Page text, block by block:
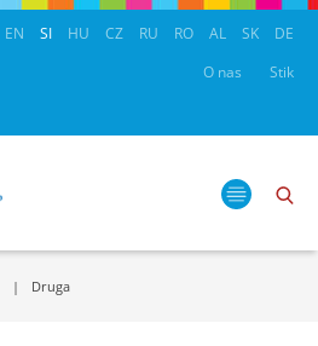
EN SI HU CZ RU RO AL SK
DE
O nas
Stik
Druga